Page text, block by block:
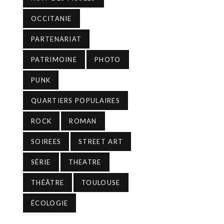
OCCITANIE
PARTENARIAT
PATRIMOINE PHOTO
PUNK
QUARTIERS POPULAIRES
ROCK ROMAN
SOIREES STREET ART
SÉRIE THEATRE
THÉÂTRE TOULOUSE
ÉCOLOGIE